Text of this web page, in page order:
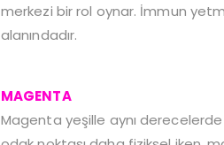
merkezi bir rol oynar. İmmun
alanındadır.
MAGENTA
Magenta yeşille aynı